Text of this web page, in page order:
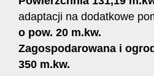
adaptacji na dodatkowe
o pow. 20 m.kw.
Zagospodarowana i
350 m.kw.